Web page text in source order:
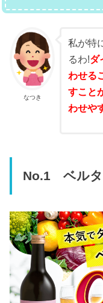
なつき
私が特
るわ!ダ
わせる
すこと
わせや
No.1 ベルタ